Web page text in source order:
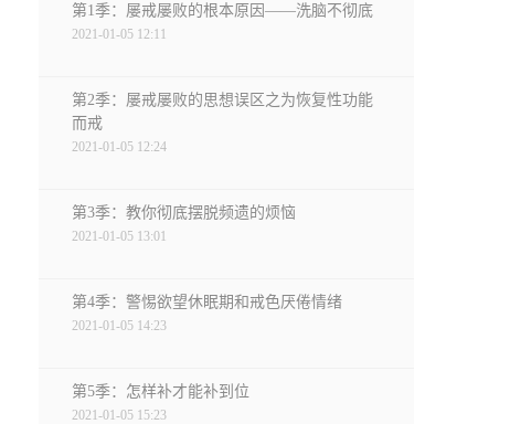
第1季：屡戒屡败的根本原因——洗脑不彻底
2021-01-05 12:11
第2季：屡戒屡败的思想误区之为恢复性功能
而戒
2021-01-05 12:24
第3季：教你彻底摆脱频遗的烦恼
2021-01-05 13:01
第4季：警惕欲望休眠期和戒色厌倦情绪
2021-01-05 14:23
第5季：怎样补才能补到位
2021-01-05 15:23